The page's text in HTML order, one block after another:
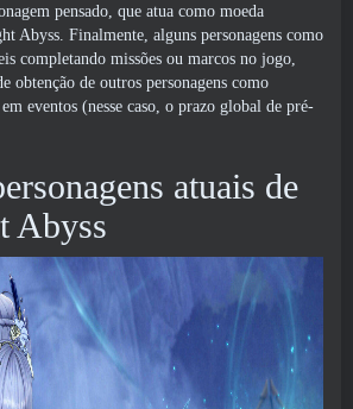
pensado, que atua como moeda
Abyss. Finalmente, alguns personagens como
completando missões ou marcos no jogo,
obtenção de outros personagens como
em eventos (nesse caso, o prazo global de pré-
atuais de
Abyss